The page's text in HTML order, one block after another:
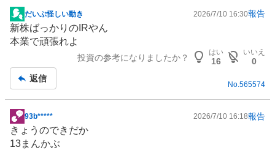
掲
示
板
だいぶ怪しい動き 2026/7/10 16:30報告
新株ばっかりの IRやん
本業で頑張れよ
投資の参考になりましたか？
はい
16
いいえ
0
返信
No.565574
掲
示
93b***** 2026/7/10 16:18報告
きょうのできだか
13まんかぶ